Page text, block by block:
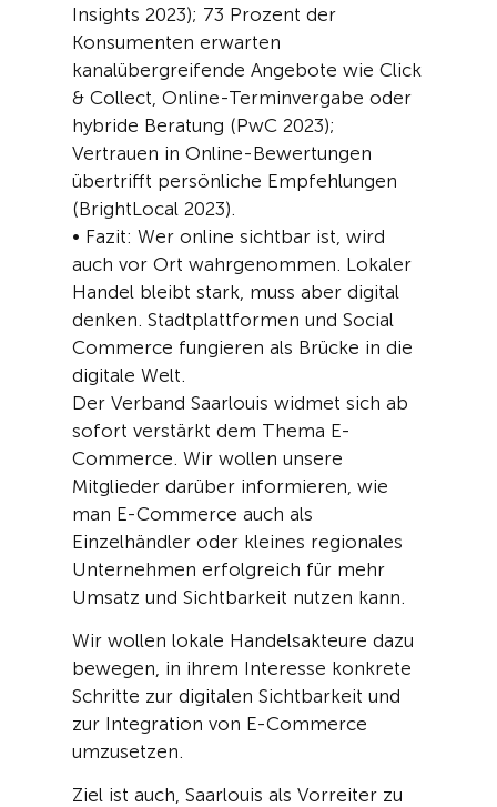
Insights 2023); 73 Prozent der
Konsumenten erwarten
kanalübergreifende Angebote wie Click
& Collect, Online-Terminvergabe oder
hybride Beratung (PwC 2023);
Vertrauen in Online-Bewertungen
übertrifft persönliche Empfehlungen
(BrightLocal 2023).
• Fazit: Wer online sichtbar ist, wird
auch vor Ort wahrgenommen. Lokaler
Handel bleibt stark, muss aber digital
denken. Stadtplattformen und Social
Commerce fungieren als Brücke in die
digitale Welt.
Der Verband Saarlouis widmet sich ab
sofort verstärkt dem Thema E-
Commerce. Wir wollen unsere
Mitglieder darüber informieren, wie
man E-Commerce auch als
Einzelhändler oder kleines regionales
Unternehmen erfolgreich für mehr
Umsatz und Sichtbarkeit nutzen kann.
Wir wollen lokale Handelsakteure dazu
bewegen, in ihrem Interesse konkrete
Schritte zur digitalen Sichtbarkeit und
zur Integration von E-Commerce
umzusetzen.
Ziel ist auch , Saarlouis als Vorreiter zu